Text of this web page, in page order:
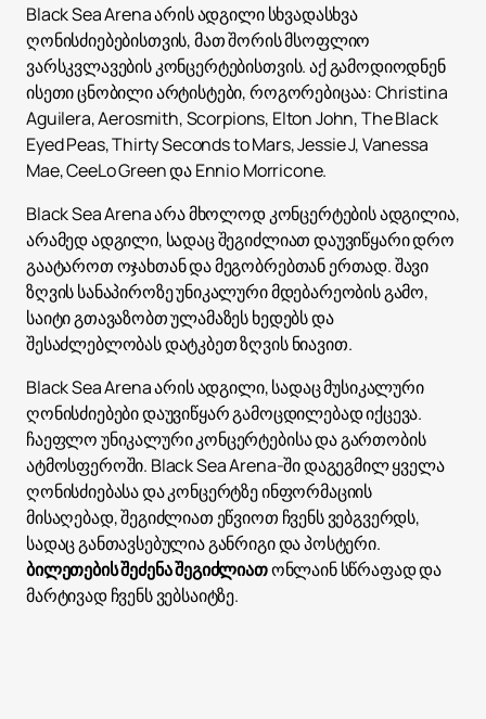
Black Sea Arena არის ადგილი სხვადასხვა
ღონისძიებებისთვის, მათ შორის მსოფლიო
ვარსკვლავების კონცერტებისთვის. აქ გამოდიოდნენ
ისეთი ცნობილი არტისტები, როგორებიცაა: Christina
Aguilera, Aerosmith, Scorpions, Elton John, The Black
Eyed Peas, Thirty Seconds to Mars, Jessie J, Vanessa
Mae, CeeLo Green და Ennio Morricone.
Black Sea Arena არა მხოლოდ კონცერტების ადგილია,
არამედ ადგილი, სადაც შეგიძლიათ დაუვიწყარი დრო
გაატაროთ ოჯახთან და მეგობრებთან ერთად. შავი
ზღვის სანაპიროზე უნიკალური მდებარეობის გამო,
საიტი გთავაზობთ ულამაზეს ხედებს და
შესაძლებლობას დატკბეთ ზღვის ნიავით.
Black Sea Arena არის ადგილი, სადაც მუსიკალური
ღონისძიებები დაუვიწყარ გამოცდილებად იქცევა.
ჩაეფლო უნიკალური კონცერტებისა და გართობის
ატმოსფეროში. Black Sea Arena-ში დაგეგმილ ყველა
ღონისძიებასა და კონცერტზე ინფორმაციის
მისაღებად, შეგიძლიათ ეწვიოთ ჩვენს ვებგვერდს,
სადაც განთავსებულია განრიგი და პოსტერი.
ბილეთების შეძენა შეგიძლიათონლაინ სწრაფად და
მარტივად ჩვენს ვებსაიტზე.